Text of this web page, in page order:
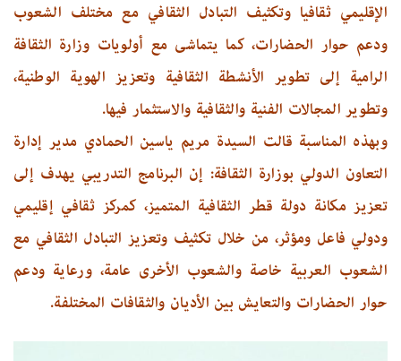
الإقليمي ثقافيا وتكثيف التبادل الثقافي مع مختلف الشعوب
ودعم حوار الحضارات، كما يتماشى مع أولويات وزارة الثقافة
الرامية إلى تطوير الأنشطة الثقافية وتعزيز الهوية الوطنية،
وتطوير المجالات الفنية والثقافية والاستثمار فيها.
وبهذه المناسبة قالت السيدة مريم ياسين الحمادي مدير إدارة
التعاون الدولي بوزارة الثقافة: إن البرنامج التدريبي يهدف إلى
تعزيز مكانة دولة قطر الثقافية المتميز، كمركز ثقافي إقليمي
ودولي فاعل ومؤثر، من خلال تكثيف وتعزيز التبادل الثقافي مع
الشعوب العربية خاصة والشعوب الأخرى عامة، ورعاية ودعم
حوار الحضارات والتعايش بين الأديان والثقافات المختلفة.